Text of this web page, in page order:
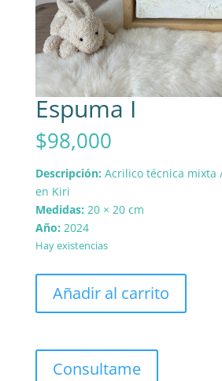
Espuma I
$98,000
Descripción: Acrilico técnica mixta
en Kiri
Medidas: 20 × 20 cm
Año: 2024
Hay existencias
cantidad
Añadir al carrito